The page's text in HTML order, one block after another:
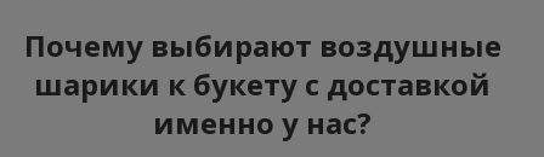
Почему выбирают воздушные
шарики к букету с доставкой
именно у нас?